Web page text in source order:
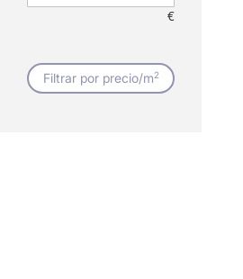
€
Filtrar por precio/m2